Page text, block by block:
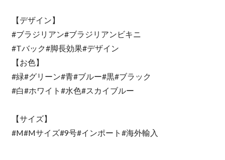
【デザイン】
#ブラジリアン#ブラジリアンビキニ
#Tバック#脚長効果#デザイン
【お色】
#緑#グリーン#青#ブルー#黒#ブラック
#白#ホワイト#水色#スカイブルー
【サイズ】
#M#Mサイズ#9号#インポート#海外輸入